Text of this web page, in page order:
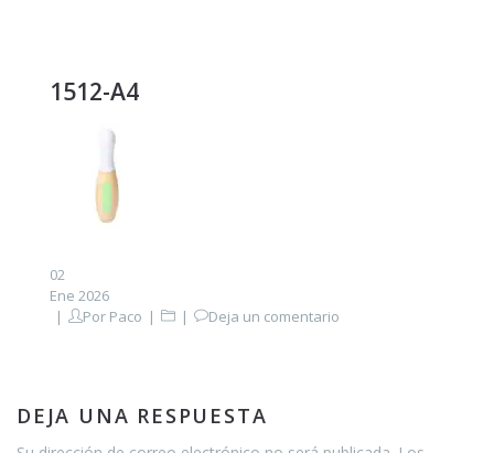
1512-A4
02
Ene 2026
Por Paco Deja un comentario
DEJA UNA RESPUESTA